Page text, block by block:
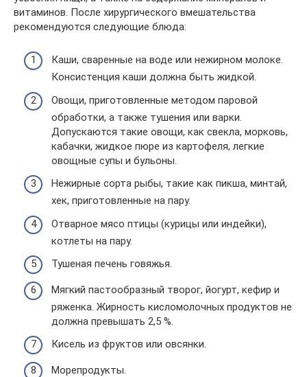
витаминов. После хирургического вмешательства
рекомендуются следующие блюда:
Каши, сваренные на воде или нежирном молоке.
Консистенция каши должна быть жидкой.
Овощи, приготовленные методом паровой
обработки, а также тушения или варки.
Допускаются такие овощи, как свекла, морковь,
кабачки, жидкое пюре из картофеля, легкие
овощные супы и бульоны.
Нежирные сорта рыбы, такие как пикша, минтай,
хек, приготовленные на пару.
Отварное мясо птицы (курицы или индейки),
котлеты на пару.
Тушеная печень говяжья.
Мягкий пастообразный творог, йогурт, кефир и
ряженка. Жирность кисломолочных продуктов не
должна превышать 2,5 %.
Кисель из фруктов или овсянки.
Морепродукты.